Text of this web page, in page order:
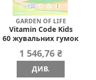
GARDEN OF LIFE
Vitamin Code Kids
60 жувальних гумок
1 546,76 ₴
ДИВ.